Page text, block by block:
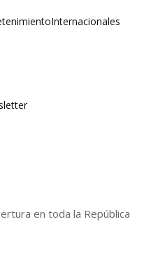
Internacionales
en toda la República